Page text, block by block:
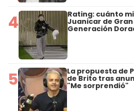
4 Rating: cuánto
Juanicar de
Generación
5 La propuesta de
de Brito tras
"Me sorprendió"